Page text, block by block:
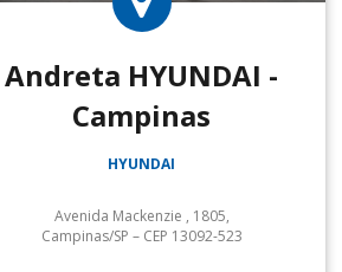
Andreta HYUNDAI -
Campinas
HYUNDAI
Avenida Mackenzie , 1805,
Campinas/SP – CEP 13092-523